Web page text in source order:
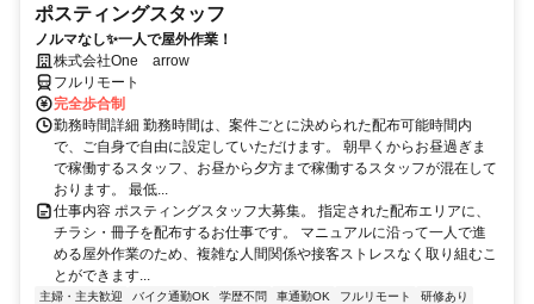
ポスティングスタッフ
ノルマなし✨一人で屋外作業！
株式会社One arrow
フルリモート
完全歩合制
勤務時間詳細 勤務時間は、案件ごとに決められた配布可能時間内
で、ご自身で自由に設定していただけます。 朝早くからお昼過ぎま
で稼働するスタッフ、お昼から夕方まで稼働するスタッフが混在して
おります。 最低...
仕事内容 ポスティングスタッフ大募集。 指定された配布エリアに、
チラシ・冊子を配布するお仕事です。 マニュアルに沿って一人で進
める屋外作業のため、複雑な人間関係や接客ストレスなく取り組むこ
とができます...
主婦・主夫歓迎 バイク通勤OK 学歴不問 車通勤OK フルリモート
研修あり